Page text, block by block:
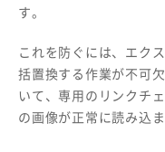
す。
これを防ぐには、エク
括置換する作業が不可
いて、専用のリンクチ
の画像が正常に読み込